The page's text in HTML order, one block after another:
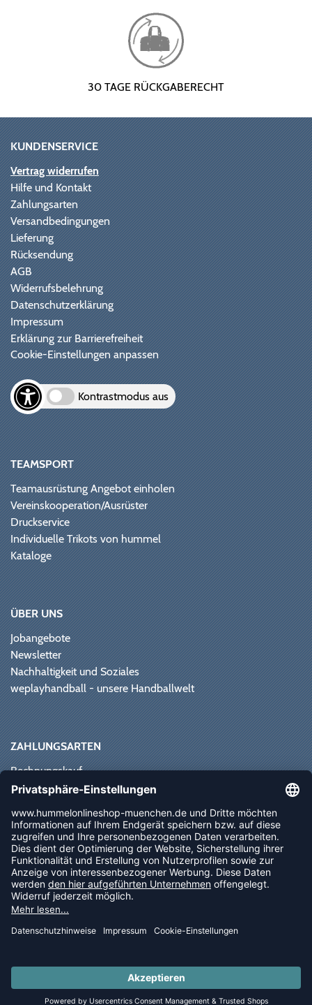
LAST PIECES: Bekleidung - Spare bis zu 65%
30 TAGE RÜCKGABERECHT
KUNDENSERVICE
Vertrag widerrufen
Hilfe und Kontakt
Zahlungsarten
Versandbedingungen
Lieferung
Rücksendung
AGB
Widerrufsbelehrung
Datenschutzerklärung
Impressum
Erklärung zur Barrierefreiheit
Cookie-Einstellungen anpassen
Kontrastmodus aus
TEAMSPORT
Teamausrüstung Angebot einholen
Vereinskooperation/Ausrüster
Druckservice
Individuelle Trikots von hummel
Kataloge
ÜBER UNS
Jobangebote
Newsletter
Nachhaltigkeit und Soziales
weplayhandball - unsere Handballwelt
ZAHLUNGSARTEN
Rechnungskauf
Paypal
Vorkasse
Sofortüberweisung
NEWSLETTER